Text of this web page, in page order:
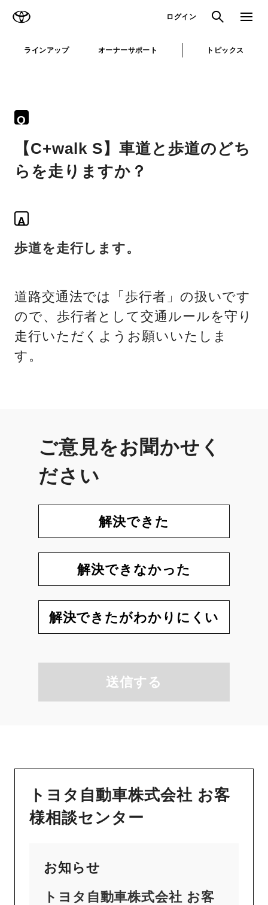
ログイン 検索 メニュ
ラインアップ オーナーサポート トピックス
Q
【C+walk S】車道と歩道のどち
らを走りますか？
A
歩道を走行します。
道路交通法では「歩行者」の扱いです
ので、歩行者として交通ルールを守り
走行いただくようお願いいたしま
す。
ご意見をお聞かせく
ださい
解決できた
解決できなかった
解決できたがわかりにくい
送信する
トヨタ自動車株式会社 お客
様相談センター
お知らせ
トヨタ自動車株式会社 お客